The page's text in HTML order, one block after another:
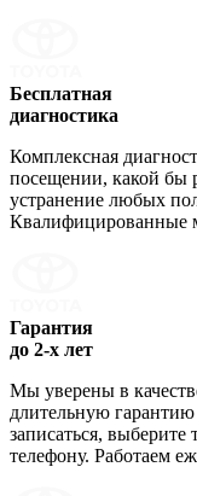
Бесплатная
диагностика
Комплексная
посещении, какой бы
устранение любых
Квалифицированные
Гарантия
до 2-х лет
Мы уверены в
длительную
записаться, выберите
телефону. Работаем